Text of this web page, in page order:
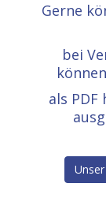
Gerne
bei
als